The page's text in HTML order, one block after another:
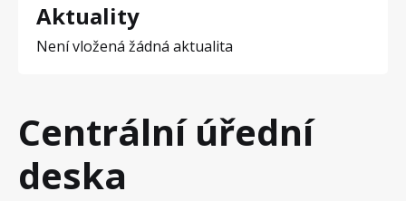
Aktuality
Není vložená žádná aktualita
Centrální úřední
deska